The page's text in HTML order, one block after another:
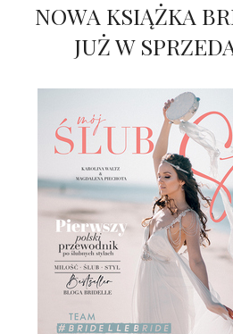
NOWA KSIĄŻKA
JUŻ W